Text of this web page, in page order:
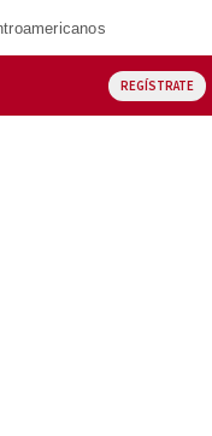
REGÍSTRATE